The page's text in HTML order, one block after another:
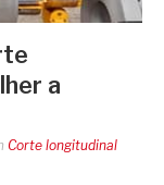
a
Corte longitudinal